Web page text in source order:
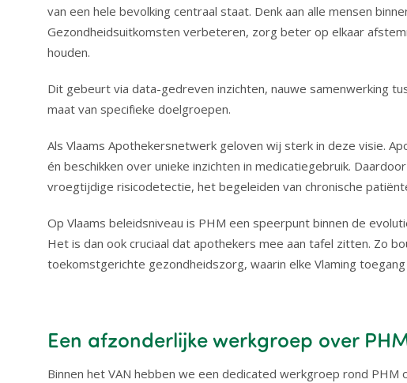
van een hele bevolking centraal staat. Denk aan alle mensen
Gezondheidsuitkomsten verbeteren, zorg beter op elkaar
houden.
Dit gebeurt via data-gedreven inzichten, nauwe samenwerking
maat van specifieke doelgroepen.
Als Vlaams Apothekersnetwerk geloven wij sterk in deze visie.
én beschikken over unieke inzichten in medicatiegebruik.
vroegtijdige risicodetectie, het begeleiden van chronische
Op Vlaams beleidsniveau is PHM een speerpunt binnen de
Het is dan ook cruciaal dat apothekers mee aan tafel zitten. Zo
toekomstgerichte gezondheidszorg, waarin elke Vlaming
Een afzonderlijke werkgroep over
Binnen het VAN hebben we een dedicated werkgroep rond PHM